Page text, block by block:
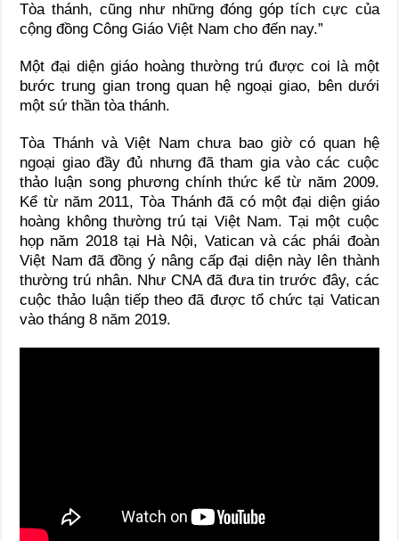
Tòa thánh, cũng như những đóng góp tích cực của
cộng đồng Công Giáo Việt Nam cho đến nay.”
Một đại diện giáo hoàng thường trú được coi là một
bước trung gian trong quan hệ ngoại giao, bên dưới
một sứ thần tòa thánh.
Tòa Thánh và Việt Nam chưa bao giờ có quan hệ
ngoại giao đầy đủ nhưng đã tham gia vào các cuộc
thảo luận song phương chính thức kể từ năm 2009.
Kể từ năm 2011, Tòa Thánh đã có một đại diện giáo
hoàng không thường trú tại Việt Nam. Tại một cuộc
họp năm 2018 tại Hà Nội, Vatican và các phái đoàn
Việt Nam đã đồng ý nâng cấp đại diện này lên thành
thường trú nhân. Như CNA đã đưa tin trước đây, các
cuộc thảo luận tiếp theo đã được tổ chức tại Vatican
vào tháng 8 năm 2019.